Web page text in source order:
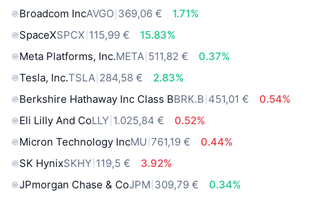
Broadcom IncAVGO 369,06 €
1.71%
SpaceXSPCX 115,99 €
15.83%
Meta Platforms, Inc.META 511,82 €
0.37%
Tesla, Inc.TSLA 284,58 €
2.83%
Berkshire Hathaway Inc Class BBRK.B 451,01 €
0.54%
Eli Lilly And CoLLY 1.025,84 €
0.52%
Micron Technology IncMU 761,19 €
0.44%
SK HynixSKHY 119,5 €
3.92%
JPmorgan Chase & CoJPM 309,79 €
0.34%